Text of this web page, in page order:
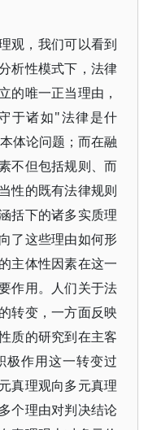
观，我们可以看到
析性模式下，法律
的唯一正当理由，
于诸如"法律是什
体论问题；而在融
不但包括规则、而
性的既有法律规则
括下的诸多实质理
了这些理由如何形
主体性因素在这一
作用。人们关于法
转变，一方面反映
质的研究到在主客
极作用这一转变过
真理观向多元真理
个理由对判决结论